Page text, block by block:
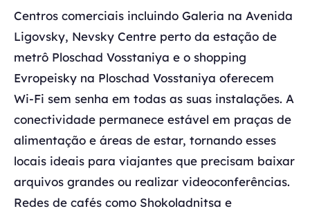
Centros comerciais incluindo Galeria na Avenida
Ligovsky, Nevsky Centre perto da estação de
metrô Ploschad Vosstaniya e o shopping
Evropeisky na Ploschad Vosstaniya oferecem
Wi-Fi sem senha em todas as suas instalações. A
conectividade permanece estável em praças de
alimentação e áreas de estar, tornando esses
locais ideais para viajantes que precisam baixar
arquivos grandes ou realizar videoconferências.
Redes de cafés como Shokoladnitsa e